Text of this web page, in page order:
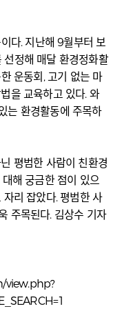
다. 지난해 9월부터 보
정해 매달 환경정화활
운동회, 고기 없는 마
을 교육하고 있다. 와
는 환경활동에 주목하
평범한 사람이 친환경
해 궁금한 점이 있으
리 잡았다. 평범한 사
주목된다. 김상수 기자
view.php?